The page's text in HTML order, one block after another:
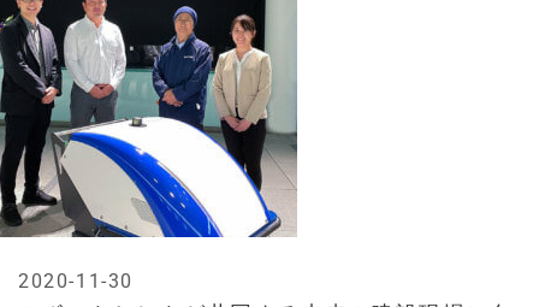
2020-11-30